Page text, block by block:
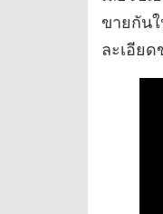
ขายกัน
ละเอีย